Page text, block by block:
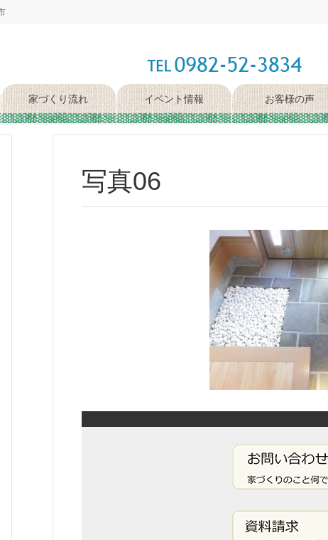
家づくり流れ イベント情報 お客様の声
写真06